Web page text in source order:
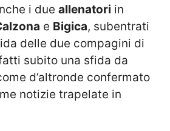
i due allenatori in
e Bigica, subentrati
delle due compagini di
subito una sfida da
d’altronde confermato
notizie trapelate in